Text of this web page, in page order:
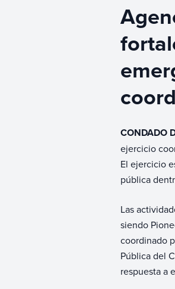
CONDADO
ejercicio
El ejercicio
pública
Las
siendo
coordinado
Pública del
respuesta a